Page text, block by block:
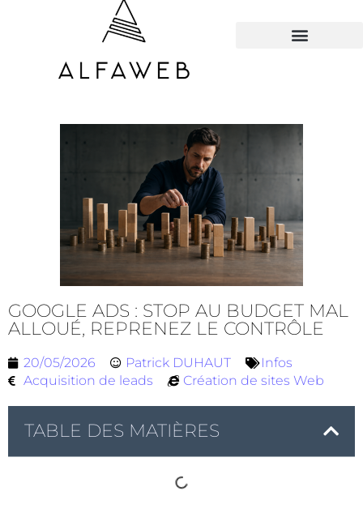
GOOGLE ADS : STOP AU BUDGET MAL
ALLOUÉ, REPRENEZ LE CONTRÔLE
20/05/2026 Patrick DUHAUT
Infos
Acquisition de leads
Création de sites Web
TABLE DES MATIÈRES